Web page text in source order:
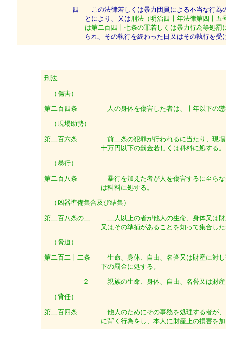
四
この法律若しくは暴力団員による不当な行為
とにより、又は刑法（明治四十年法律第四十五
は第二百四十七条の罪若しくは暴力行為等処
られ、その執行を終わった日又はその執行を
刑法
（傷害）
第二百四条
人の身体を傷害した者は、十年以下の
（現場助勢）
第二百六条
前二条の犯罪が行われるに当たり、現
十万円以下の罰金若しくは科料に処する。
（暴行）
第二百八条
暴行を加えた者が人を傷害するに至ら
は科料に処する。
（凶器準備集合及び結集）
第二百八条の二
二人以上の者が他人の生命、身体又は
又はその準捕があることを知って集合し
（脅迫）
第二百二十二条
生命、身体、自由、名誉又は財産に対
下の罰金に処する。
２
親族の生命、身体、自由、名誉又は財
（背任）
第二百四条
他人のためにその事務を処理する者が
に背く行為をし、本人に財産上の損害を